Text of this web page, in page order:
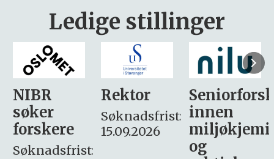
Ledige stillinger
Rektor
Søknadsfrist:
15.09.2026
Seniorforsker
innen
miljøkjemi
søker
– fast